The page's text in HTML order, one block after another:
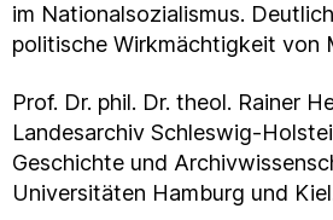
im Nationalsozialismus.
politische Wirkmächtigkeit von
Prof. Dr. phil. Dr. theol. Rainer
Landesarchiv Schleswig-
Geschichte und
Universitäten Hamburg und